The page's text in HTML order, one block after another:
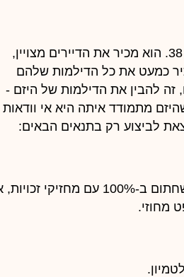
היזם מנוסה יותר מהדיריים בניהול משא ומתן לעסקאות תמ"א 38. הוא מכיר את הדיירים מצויין,
כמעט את כל הדילמות שלהם
זה להבין את הדילמות של היזם -
מתמודד איתה היא אי וודאות
- ההיתר הוא בהתאם למה שהובטח למחזיקי הזכויות בהסכם שחתום ב-100% עם מחזיקי
מחוזי.